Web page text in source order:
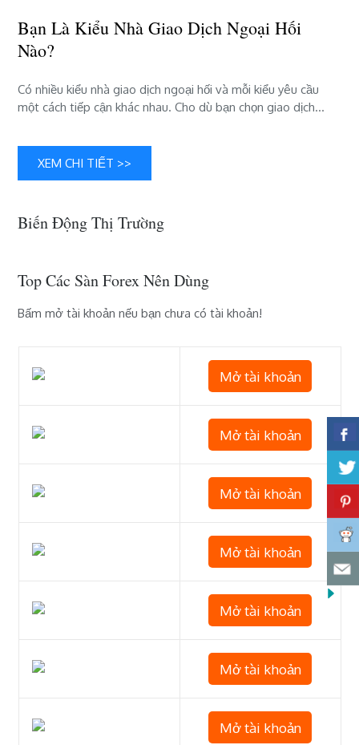
nào?
Bạn Là Kiểu Nhà Giao Dịch Ngoại Hối
Nào?
Có nhiều kiểu nhà giao dịch ngoại hối và mỗi kiểu yêu cầu
một cách tiếp cận khác nhau. Cho dù bạn chọn giao dịch…
XEM CHI TIẾT >>
Biến Động Thị Trường
Top Các Sàn Forex Nên Dùng
Bấm mở tài khoản nếu bạn chưa có tài khoản!
Mở tài khoản
Mở tài khoản
Mở tài khoản
Mở tài khoản
Mở tài khoản
Mở tài khoản
Mở tài khoản